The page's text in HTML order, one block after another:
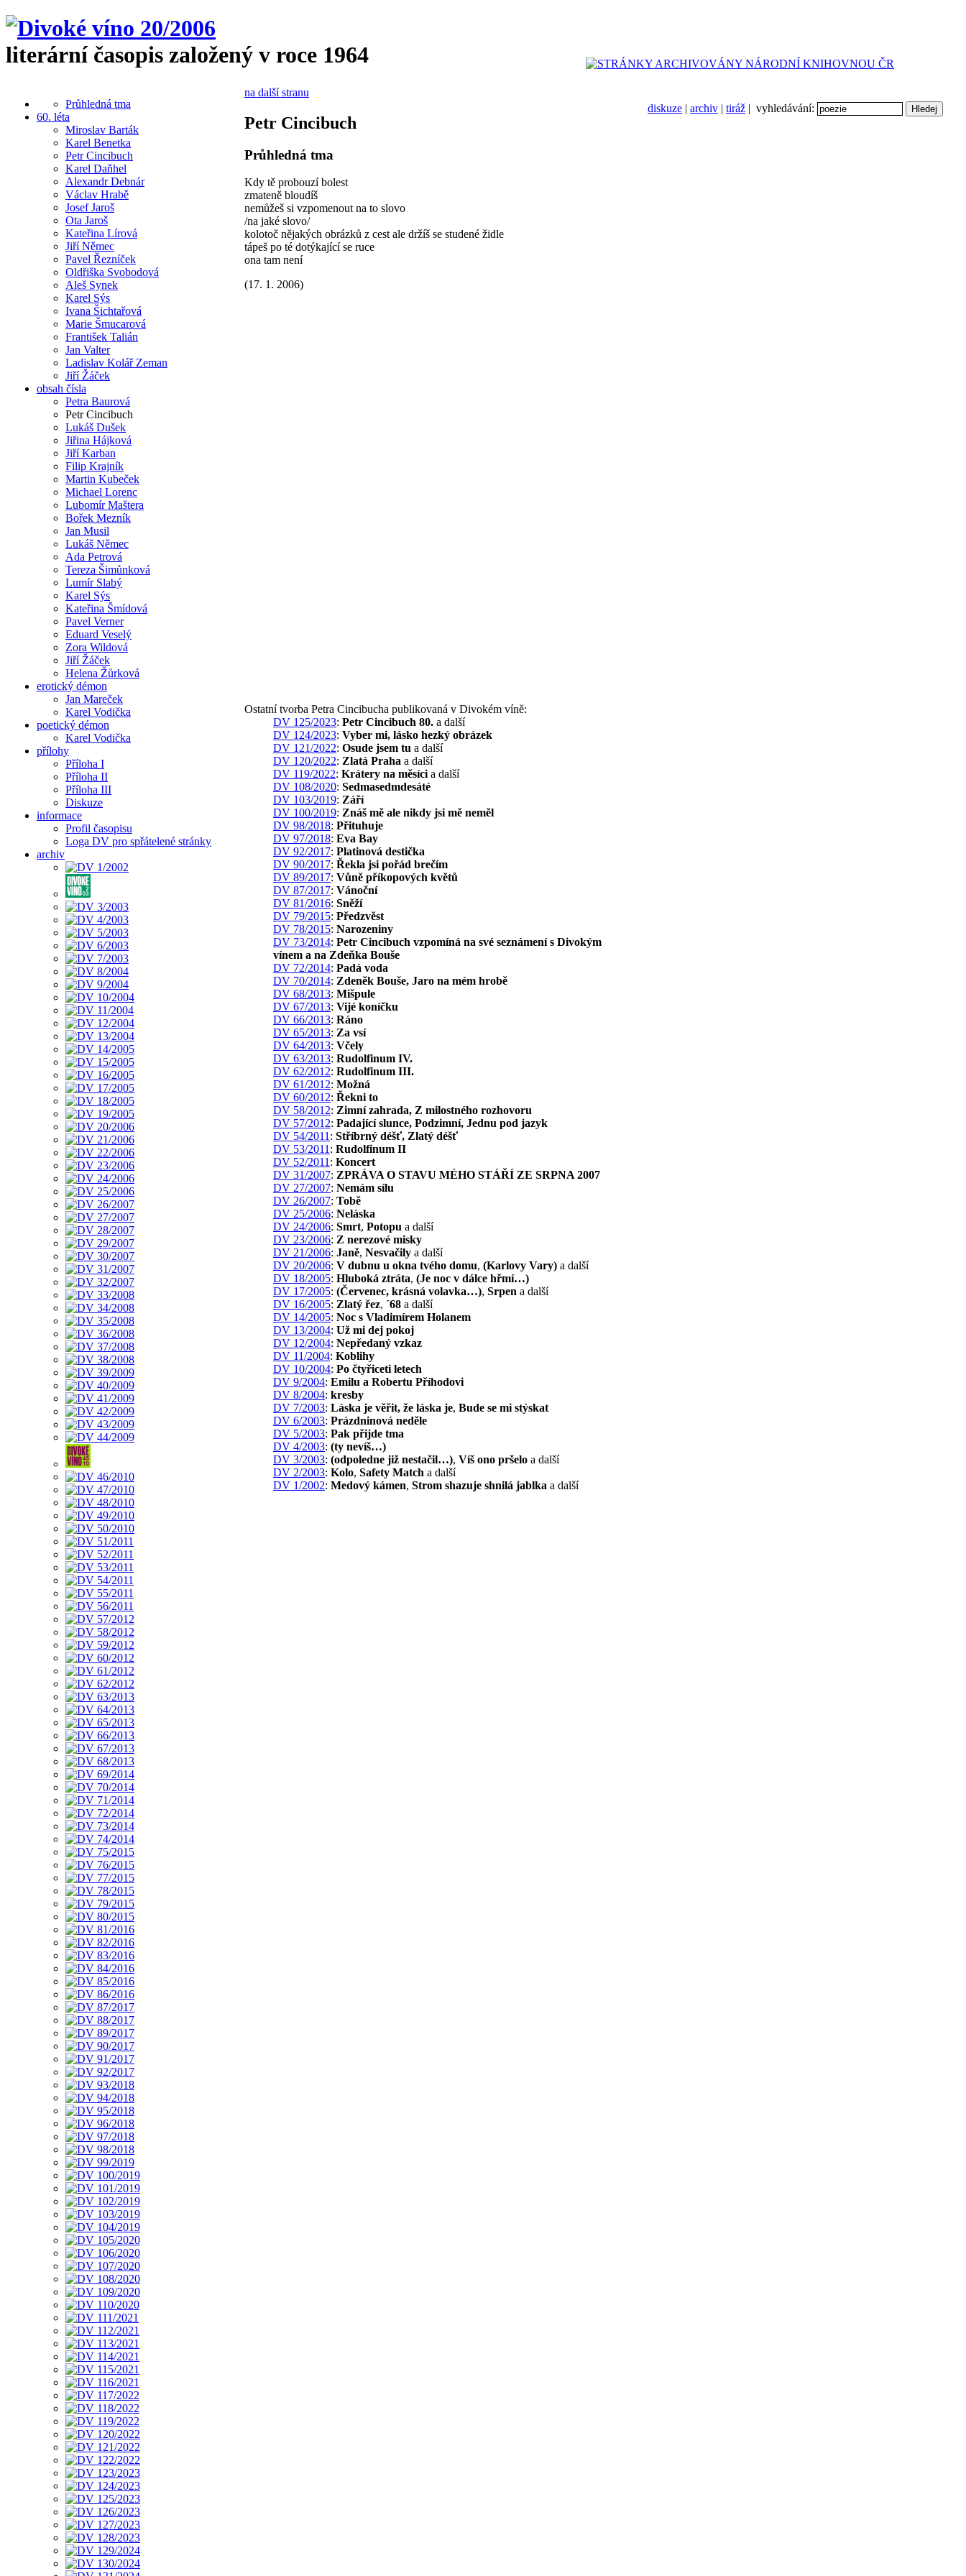
literární časopis založený v roce 1964
diskuze | archiv | tiráž | vyhledávání:
Průhledná tma
60. léta
Miroslav Barták
Karel Benetka
Petr Cincibuch
Karel Daňhel
Alexandr Debnár
Václav Hrabě
Josef Jaroš
Ota Jaroš
Kateřina Lírová
Jiří Němec
Pavel Řezníček
Oldřiška Svobodová
Aleš Synek
Karel Sýs
Ivana Šichtařová
Marie Šmucarová
František Talián
Jan Valter
Ladislav Kolář Zeman
Jiří Žáček
obsah čísla
Petra Baurová
Petr Cincibuch
Lukáš Dušek
Jiřina Hájková
Jiří Karban
Filip Krajník
Martin Kubeček
Michael Lorenc
Lubomír Maštera
Bořek Mezník
Jan Musil
Lukáš Němec
Ada Petrová
Tereza Šimůnková
Lumír Slabý
Karel Sýs
Kateřina Šmídová
Pavel Verner
Eduard Veselý
Zora Wildová
Jiří Žáček
Helena Žůrková
erotický démon
Jan Mareček
Karel Vodička
poetický démon
Karel Vodička
přílohy
Příloha I
Příloha II
Příloha III
Diskuze
informace
Profil časopisu
Loga DV pro spřátelené stránky
archiv
na další stranu
Petr Cincibuch
Průhledná tma
Kdy tě probouzí bolest
zmateně bloudíš
nemůžeš si vzpomenout na to slovo
/na jaké slovo/
kolotoč nějakých obrázků z cest ale držíš se studené židle
tápeš po té dotýkající se ruce
ona tam není
(17. 1. 2006)
Ostatní tvorba Petra Cincibucha publikovaná v Divokém víně:
DV 125/2023: Petr Cincibuch 80. a další
DV 124/2023: Vyber mi, lásko hezký obrázek
DV 121/2022: Osude jsem tu a další
DV 120/2022: Zlatá Praha a další
DV 119/2022: Krátery na měsíci a další
DV 108/2020: Sedmasedmdesáté
DV 103/2019: Září
DV 100/2019: Znáš mě ale nikdy jsi mě neměl
DV 98/2018: Přituhuje
DV 97/2018: Eva Bay
DV 92/2017: Platinová destička
DV 90/2017: Řekla jsi pořád brečím
DV 89/2017: Vůně příkopových květů
DV 87/2017: Vánoční
DV 81/2016: Sněží
DV 79/2015: Předzvěst
DV 78/2015: Narozeniny
DV 73/2014: Petr Cincibuch vzpomíná na své seznámení s Divokým
vínem a na Zdeňka Bouše
DV 72/2014: Padá voda
DV 70/2014: Zdeněk Bouše, Jaro na mém hrobě
DV 68/2013: Mišpule
DV 67/2013: Vijé koníčku
DV 66/2013: Ráno
DV 65/2013: Za vsí
DV 64/2013: Včely
DV 63/2013: Rudolfinum IV.
DV 62/2012: Rudolfinum III.
DV 61/2012: Možná
DV 60/2012: Řekni to
DV 58/2012: Zimní zahrada, Z milostného rozhovoru
DV 57/2012: Padající slunce, Podzimní, Jednu pod jazyk
DV 54/2011 : Stříbrný déšť, Zlatý déšť
DV 53/2011 : Rudolfinum II
DV 52/2011 : Koncert
DV 31/2007: ZPRÁVA O STAVU MÉHO STÁŘÍ ZE SRPNA 2007
DV 27/2007: Nemám sílu
DV 26/2007: Tobě
DV 25/2006: Neláska
DV 24/2006: Smrt, Potopu a další
DV 23/2006: Z nerezové misky
DV 21/2006: Janě, Nesvačily a další
DV 20/2006: V dubnu u okna tvého domu, (Karlovy Vary) a další
DV 18/2005: Hluboká ztráta, (Je noc v dálce hřmí…)
DV 17/2005: (Červenec, krásná volavka…), Srpen a další
DV 16/2005: Zlatý řez, ´68 a další
DV 14/2005: Noc s Vladimírem Holanem
DV 13/2004: Už mi dej pokoj
DV 12/2004: Nepředaný vzkaz
DV 11/2004: Koblihy
DV 10/2004: Po čtyřiceti letech
DV 9/2004: Emilu a Robertu Příhodovi
DV 8/2004: kresby
DV 7/2003: Láska je věřit, že láska je, Bude se mi stýskat
DV 6/2003: Prázdninová neděle
DV 5/2003: Pak přijde tma
DV 4/2003: (ty nevíš…)
DV 3/2003: (odpoledne již nestačil…), Víš ono pršelo a další
DV 2/2003: Kolo, Safety Match a další
DV 1/2002: Medový kámen, Strom shazuje shnilá jablka a další